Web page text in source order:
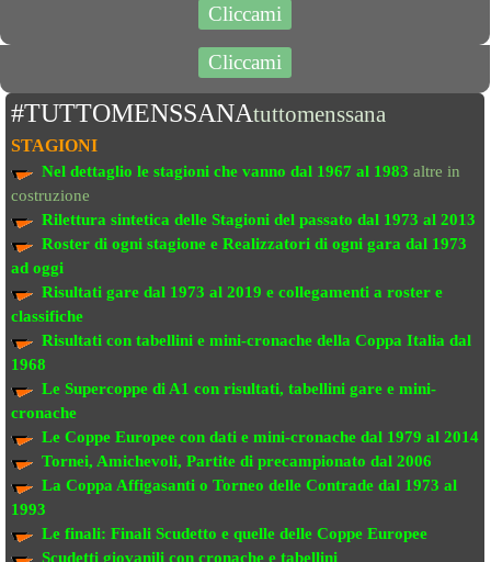
Cliccami
Cliccami
#TUTTOMENSSANAtuttomenssana
STAGIONI
Nel dettaglio le stagioni che vanno dal 1967 al 1983 altre in
costruzione
Rilettura sintetica delle Stagioni del passato dal 1973 al 2013
Roster di ogni stagione e Realizzatori di ogni gara dal 1973
ad oggi
Risultati gare dal 1973 al 2019 e collegamenti a roster e
classifiche
Risultati con tabellini e mini-cronache della Coppa Italia dal
1968
Le Supercoppe di A1 con risultati, tabellini gare e mini-
cronache
Le Coppe Europee con dati e mini-cronache dal 1979 al 2014
Tornei, Amichevoli, Partite di precampionato dal 2006
La Coppa Affigasanti o Torneo delle Contrade dal 1973 al
1993
Le finali: Finali Scudetto e quelle delle Coppe Europee
Scudetti giovanili con cronache e tabellini